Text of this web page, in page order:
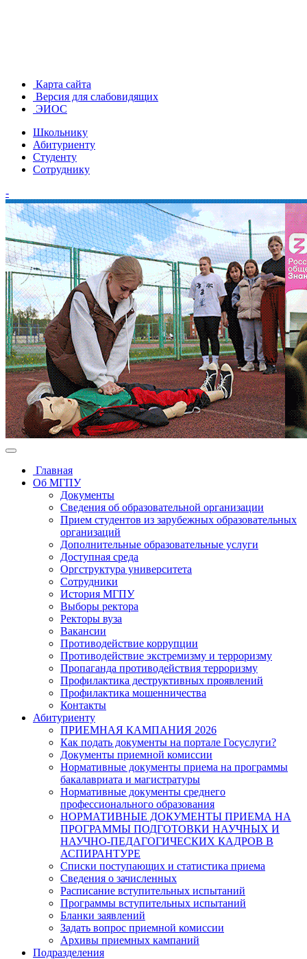
Карта сайта
Версия для слабовидящих
ЭИОС
Школьнику
Абитуриенту
Студенту
Сотруднику
-
Главная
Об МГПУ
Документы
Сведения об образовательной организации
Прием студентов из зарубежных образовательных
организаций
Дополнительные образовательные услуги
Доступная среда
Оргструктура университета
Сотрудники
История МГПУ
Выборы ректора
Ректоры вуза
Вакансии
Противодействие коррупции
Противодействие экстремизму и терроризму
Пропаганда противодействия терроризму
Профилактика деструктивных проявлений
Профилактика мошенничества
Контакты
Абитуриенту
ПРИЕМНАЯ КАМПАНИЯ 2026
Как подать документы на портале Госуслуги?
Документы приемной комиссии
Нормативные документы приема на программы
бакалавриата и магистратуры
Нормативные документы среднего
профессионального образования
НОРМАТИВНЫЕ ДОКУМЕНТЫ ПРИЕМА НА
ПРОГРАММЫ ПОДГОТОВКИ НАУЧНЫХ И
НАУЧНО-ПЕДАГОГИЧЕСКИХ КАДРОВ В
АСПИРАНТУРЕ
Списки поступающих и статистика приема
Сведения о зачисленных
Расписание вступительных испытаний
Программы вступительных испытаний
Бланки заявлений
Задать вопрос приемной комиссии
Архивы приемных кампаний
Подразделения